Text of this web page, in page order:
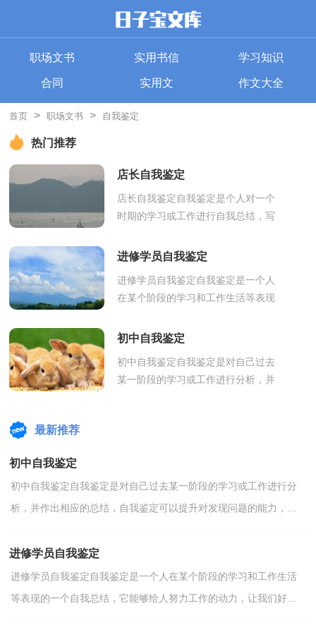
职场文书 实用书信 学习知识
合同 实用文 作文大全
首页 > 职场文书 > 自我鉴定
热门推荐
店长自我鉴定
店长自我鉴定自我鉴定是个人对一个
时期的学习或工作进行自我总结，写
高，因此十分有必须要写一份自我鉴
进修学员自我鉴定
进修学员自我鉴定自我鉴定是一个人
在某个阶段的学习和工作生活等表现
作的动力，让我们好好写一份自我鉴
初中自我鉴定
初中自我鉴定自我鉴定是对自己过去
某一阶段的学习或工作进行分析，并
最新推荐
初中自我鉴定
初中自我鉴定自我鉴定是对自己过去某一阶段的学习或工作进行分
析，并作出相应的总结，自我鉴定可以提升对发现问题的能力，不
进修学员自我鉴定
进修学员自我鉴定自我鉴定是一个人在某个阶段的学习和工作生活
等表现的一个自我总结，它能够给人努力工作的动力，让我们好好